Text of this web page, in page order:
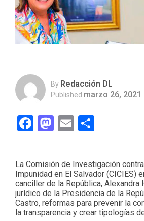
By Redacción DL
Published marzo 26, 2021
Facebook
Mastodon
Email
La Comisión de Investigación
Impunidad en El Salvador (CICIES)
canciller de la República, Alexandra
jurídico de la Presidencia de la
Castro, reformas para prevenir la
la transparencia y crear tipologías